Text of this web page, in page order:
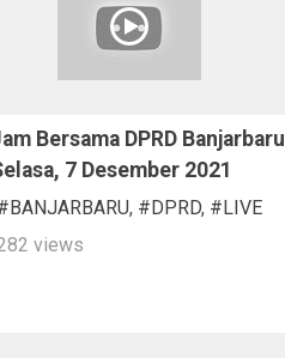
Bersama DPRD Banjarbaru
7 Desember 2021
, #DPRD, #LIVE
views